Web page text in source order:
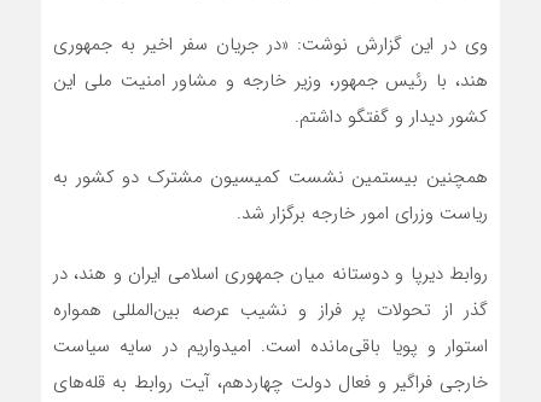
وی در این گزارش نوشت: «در جریان سفر اخیر به جمهوری
هند، با رئیس جمهور، وزیر خارجه و مشاور امنیت ملی این
کشور دیدار و گفتگو داشتم.
همچنین بیستمین نشست کمیسیون مشترک دو کشور به
ریاست وزرای امور خارجه برگزار شد.
روابط دیرپا و دوستانه میان جمهوری اسلامی ایران و هند، در
گذر از تحولات پر فراز و نشیب عرصه بین‌المللی همواره
استوار و پویا باقی‌مانده است. امیدواریم در سایه سیاست
خارجی فراگیر و فعال دولت چهاردهم، آیت روابط به قله‌های